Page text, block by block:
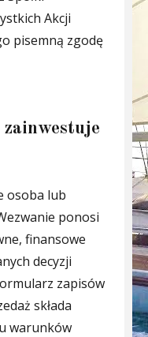
Akcji
pisemną zgodę
osoba lub
ponosi
finansowe
decyzji
zapisów
składa
warunków